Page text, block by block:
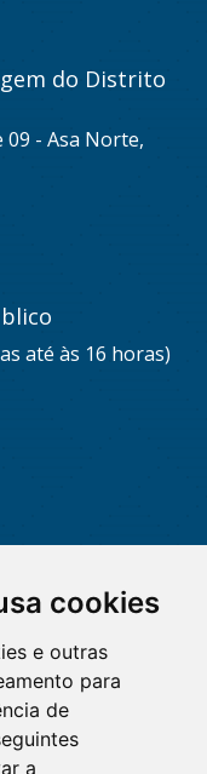
cookies
e outras
para
de
a
do Distrito
09 - Asa Norte,
até às 16 horas)